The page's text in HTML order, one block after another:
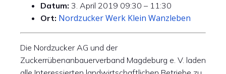
Datum: 3. April 2019 09:30 – 11:30
Ort: Nordzucker Werk Klein Wanzleben
Die Nordzucker AG und der
Zuckerrübenanbauerverband Magdeburg e. V. laden